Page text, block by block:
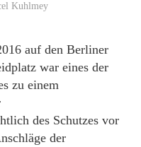
Kuhlmey
auf den Berliner
war eines der
zu einem
des Schutzes vor
der